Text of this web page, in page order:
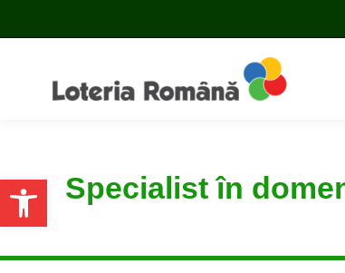
Open toolbarSpecialist în